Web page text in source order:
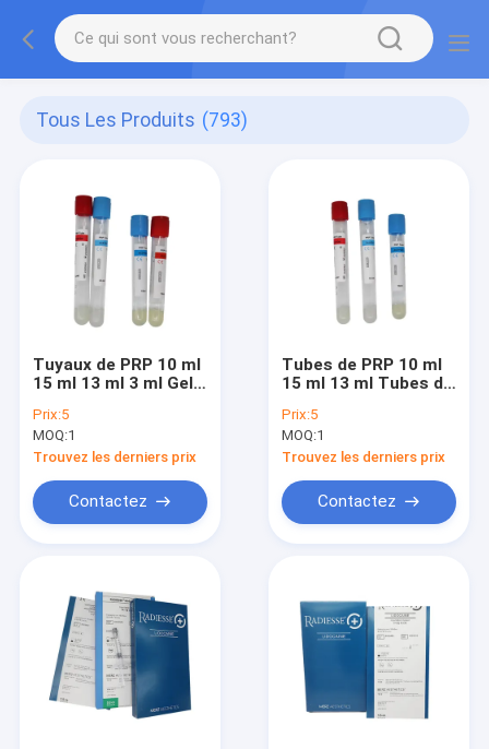
Tous Les Produits (793)
Tuyaux de PRP 10 ml
15 ml 13 ml 3 ml Gel
PRF
Prix:5
MOQ:1
Trouvez les derniers prix
Contactez
Tubes de PRP 10 ml
15 ml 13 ml Tubes de
Prix:5
MOQ:1
Trouvez les derniers prix
Contactez